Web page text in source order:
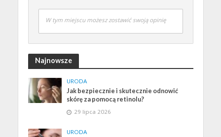
W tym miejscu możesz zostawić swoją opinię
Najnowsze
URODA
Jak bezpiecznie i skutecznie odnowić
skórę za pomocą retinolu?
29 lipca 2026
URODA